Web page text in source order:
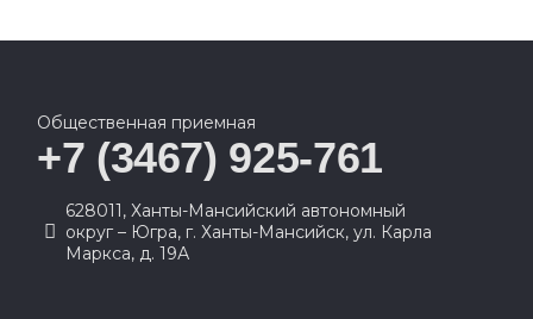
Общественная приемная
+7 (3467) 925-761
628011, Ханты-Мансийский автономный
округ – Югра, г. Ханты-Мансийск, ул. Карла
Маркса, д. 19А